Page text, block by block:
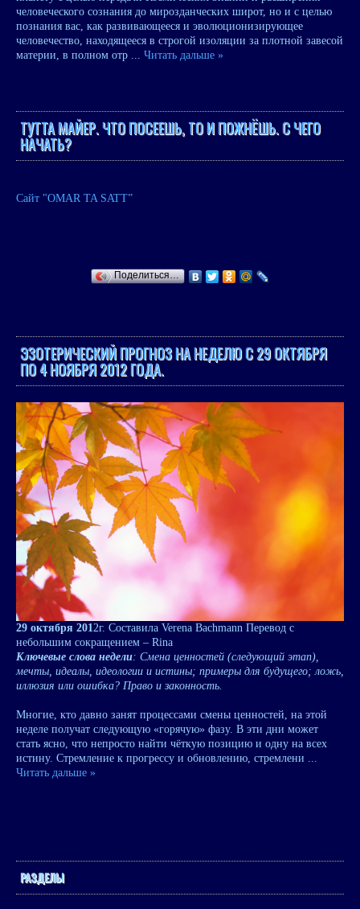
человеческого сознания до мирозданческих широт, но и с целью
познания вас, как развивающееся и эволюционизирующее
человечество, находящееся в строгой изоляции за плотной завесой
материи, в полном отр
Читать дальше »
ТУТТА МАЙЕР. ЧТО ПОСЕЕШЬ, ТО И ПОЖНЁШЬ. С ЧЕГО
НАЧАТЬ?
Сайт "OMAR TA SATT”
Поделиться…
ЭЗОТЕРИЧЕСКИЙ ПРОГНОЗ НА НЕДЕЛЮ С 29 ОКТЯБРЯ
ПО 4 НОЯБРЯ 2012 ГОДА.
29 октября 201 2г. Составила Verena Bachmann Перевод с
небольшим сокращением – Rina
Ключевые слова недели: Смена ценностей (следующий этап),
мечты, идеалы, идеологии и истины; примеры для будущего; ложь,
иллюзия или ошибка? Право и законность.
Многие, кто давно занят процессами смены ценностей, на этой
неделе получат следующую «горячую» фазу. В эти дни может
стать ясно, что непросто найти чёткую позицию и одну на всех
истину. Стремление к прогрессу и обновлению, стремлени
Читать дальше »
РАЗДЕЛЫ